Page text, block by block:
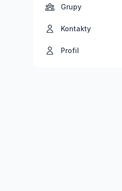
Grupy
Kontakty
Profil